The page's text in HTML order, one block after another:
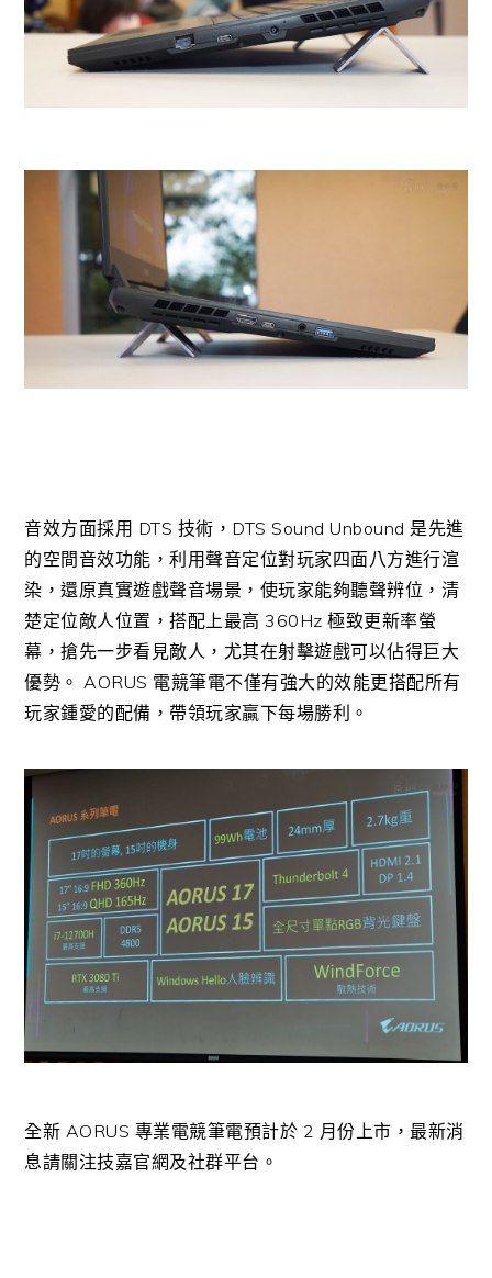
音效方面採用 DTS 技術，DTS Sound Unbound 是先進
的空間音效功能，利用聲音定位對玩家四面八方進行渲
染，還原真實遊戲聲音場景，使玩家能夠聽聲辨位，清
楚定位敵人位置，搭配上最高 360Hz 極致更新率螢
幕，搶先一步看見敵人，尤其在射擊遊戲可以佔得巨大
優勢。 AORUS 電競筆電不僅有強大的效能更搭配所有
玩家鍾愛的配備，帶領玩家贏下每場勝利。
全新 AORUS 專業電競筆電預計於 2 月份上市，最新消
息請關注技嘉官網及社群平台。